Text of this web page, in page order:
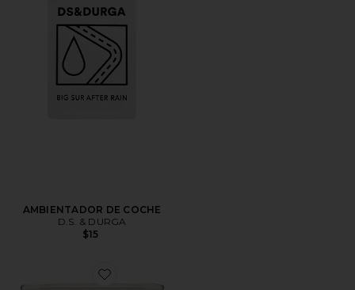
AMBIENTADOR DE COCHE
D.S. & DURGA
$15
Favorite VELA SANTAL & VETIVER CANDLE